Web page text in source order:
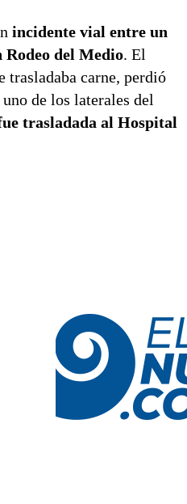
incidente vial entre un
Rodeo del Medio. El
trasladaba carne, perdió
de los laterales del
trasladada al Hospital